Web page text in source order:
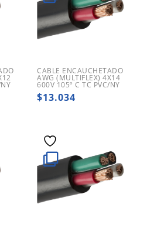
CABLE ENCAUCHETADO
AWG (MULTIFLEX) 4X14
600V 105º C TC PVC/NY
$13.034